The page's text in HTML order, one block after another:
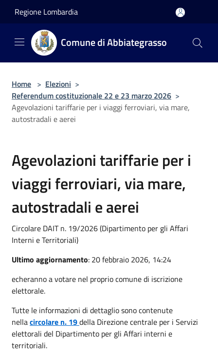
Regione Lombardia
Comune di Abbiategrasso
Home > Elezioni >
Referendum costituzionale 22 e 23 marzo 2026 >
Agevolazioni tariffarie per i viaggi ferroviari, via mare,
autostradali e aerei
Agevolazioni tariffarie per i
viaggi ferroviari, via mare,
autostradali e aerei
Circolare DAIT n. 19/2026 (Dipartimento per gli Affari
Interni e Territoriali)
Ultimo aggiornamento: 20 febbraio 2026, 14:24
echeranno a votare nel proprio comune di iscrizione
elettorale.
Tutte le informazioni di dettaglio sono contenute
nellacircolare n. 19della Direzione centrale per i Servizi
elettorali del Dipartimento per gli Affari interni e
territoriali.